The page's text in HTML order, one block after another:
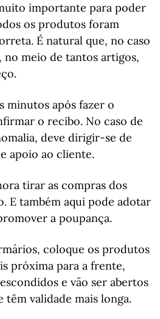
importante para poder
os produtos foram
É natural que, no caso
no meio de tantos artigos,
minutos após fazer o
o recibo. No caso de
deve dirigir-se de
apoio ao cliente.
tirar as compras dos
E também aqui pode adotar
a poupança.
coloque os produtos
próxima para a frente,
e vão ser abertos
validade mais longa.